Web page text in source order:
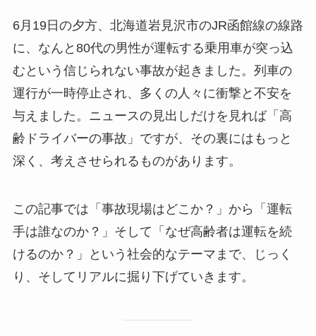
6月19日の夕方、北海道岩見沢市のJR函館線の線路
に、なんと80代の男性が運転する乗用車が突っ込
むという信じられない事故が起きました。列車の
運行が一時停止され、多くの人々に衝撃と不安を
与えました。ニュースの見出しだけを見れば「高
齢ドライバーの事故」ですが、その裏にはもっと
深く、考えさせられるものがあります。
この記事では「事故現場はどこか？」から「運転
手は誰なのか？」そして「なぜ高齢者は運転を続
けるのか？」という社会的なテーマまで、じっく
り、そしてリアルに掘り下げていきます。